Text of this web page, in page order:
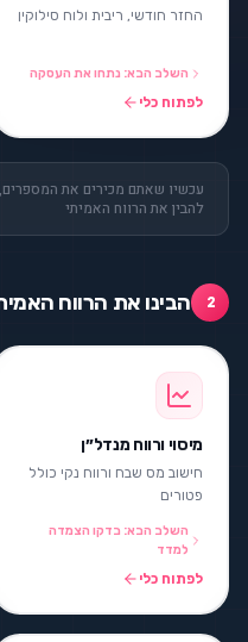
החזר חודשי, ריבית ולוח סילוקין
השלב הבא: נתחו את העסקה
לפתוח כלי
עכשיו שאתם מכירים את
להבין את הרווח האמיתי
2 הבינו את הרווח
מיסוי ורווח מנדל״ן
חישוב מס שבח ורווח נקי כולל
פטורים
השלב הבא: בדקו הצמדה
למדד
לפתוח כלי